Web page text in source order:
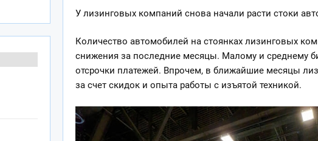
У лизинговых компаний снова начали расти стоки
Количество автомобилей на стоянках лизинговых
снижения за последние месяцы. Малому и среднему
отсрочки платежей. Впрочем, в ближайшие месяцы
за счет скидок и опыта работы с изъятой техникой.